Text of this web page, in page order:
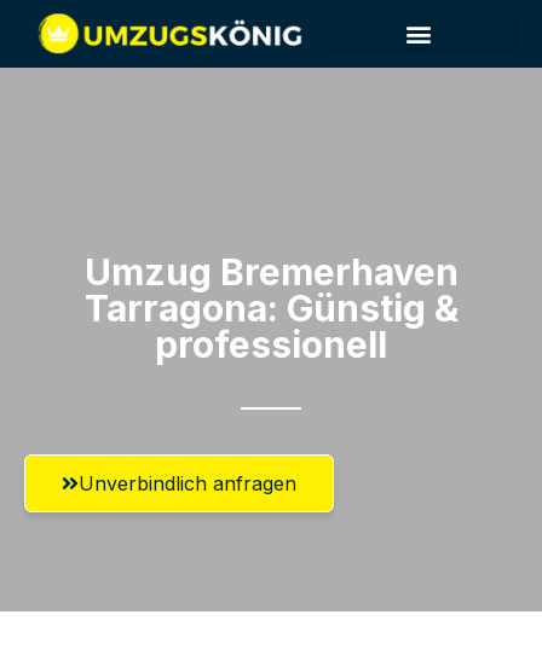
Umzug Bremerhaven​
Tarragona: Günstig &
professionell​
Unverbindlich anfragen